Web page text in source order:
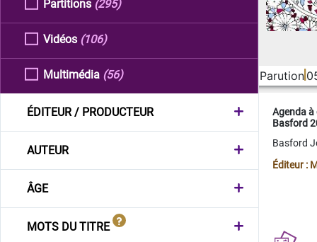
Partitions (295)
Vidéos (106)
Multimédia (56)
ÉDITEUR / PRODUCTEUR
AUTEUR
ÂGE
MOTS DU TITRE
Parution
Agenda
Basford
Basford
Éditeur :